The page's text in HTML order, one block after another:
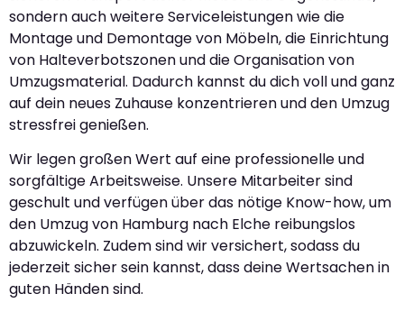
sondern auch weitere Serviceleistungen wie die
Montage und Demontage von Möbeln, die Einrichtung
von Halteverbotszonen und die Organisation von
Umzugsmaterial. Dadurch kannst du dich voll und ganz
auf dein neues Zuhause konzentrieren und den Umzug
stressfrei genießen.
Wir legen großen Wert auf eine professionelle und
sorgfältige Arbeitsweise. Unsere Mitarbeiter sind
geschult und verfügen über das nötige Know-how, um
den Umzug von Hamburg nach Elche reibungslos
abzuwickeln. Zudem sind wir versichert, sodass du
jederzeit sicher sein kannst, dass deine Wertsachen in
guten Händen sind.